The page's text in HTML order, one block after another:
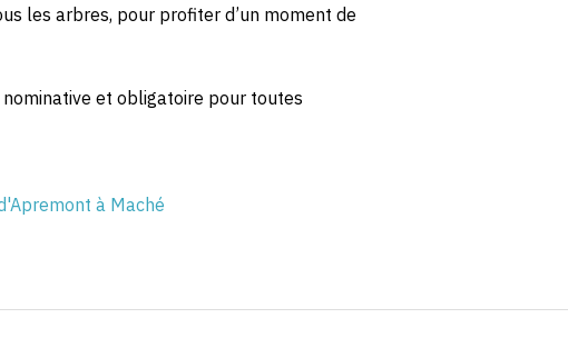
les arbres, pour profiter d’un moment de
et obligatoire pour toutes
à Maché